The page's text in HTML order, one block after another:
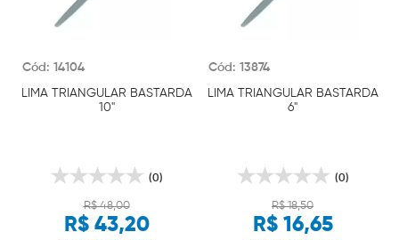
Cód: 14104
LIMA TRIANGULAR BASTARDA
10"
(0)
R$ 48,00
R$ 43,20
Cód: 13874
LIMA TRIANGULAR BASTARDA
6"
(0)
R$ 18,50
R$ 16,65